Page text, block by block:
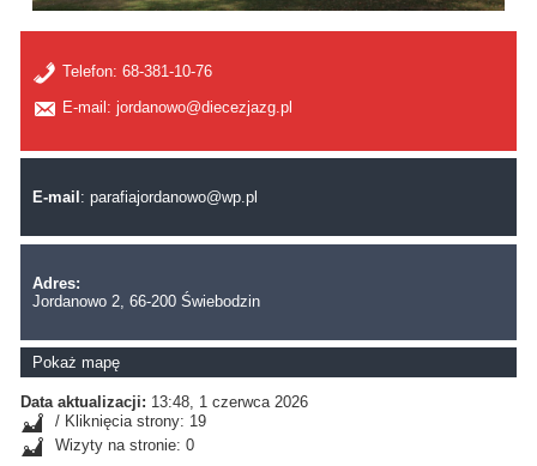
Telefon:68-381-10-76
E-mail: jordanowo@diecezjazg.pl
E-mail :parafiajordanowo@wp.pl
Adres:
Jordanowo 2, 66-200 Świebodzin
Pokaż mapę
Data aktualizacji: 13:48, 1 czerwca 2026
/ Kliknięcia strony: 19
Wizyty na stronie: 0